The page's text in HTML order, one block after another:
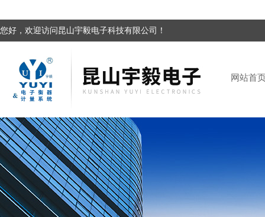
您好，欢迎访问昆山宇毅电子科技有限公司！
网站首